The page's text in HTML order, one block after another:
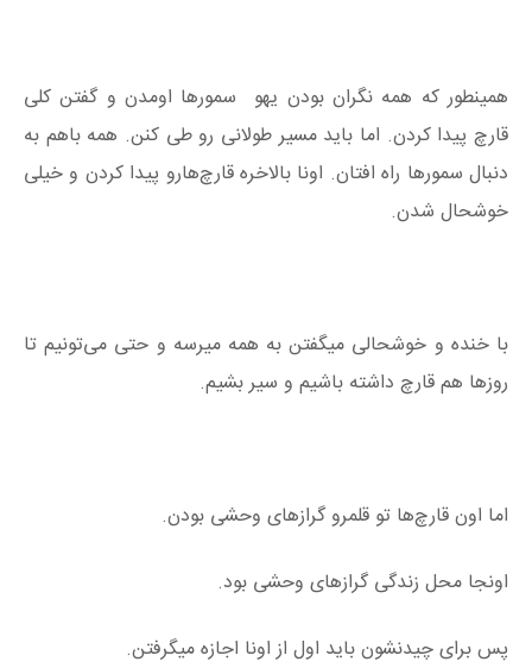
همینطور که همه نگران بودن یهو سمورها اومدن و گفتن کلی
قارچ پیدا کردن. اما باید مسیر طولانی رو طی کنن. همه باهم به
دنبال سمورها راه افتان. اونا بالاخره قارچ‌هارو پیدا کردن و خیلی
خوشحال شدن.
با خنده و خوشحالی میگفتن به همه میرسه و حتی می‌تونیم تا
روزها هم قارچ داشته باشیم و سیر بشیم.
اما اون قارچ‌ها تو قلمرو گرازهای وحشی بودن.
اونجا محل زندگی گرازهای وحشی بود.
پس برای چیدنشون باید اول از اونا اجازه میگرفتن.